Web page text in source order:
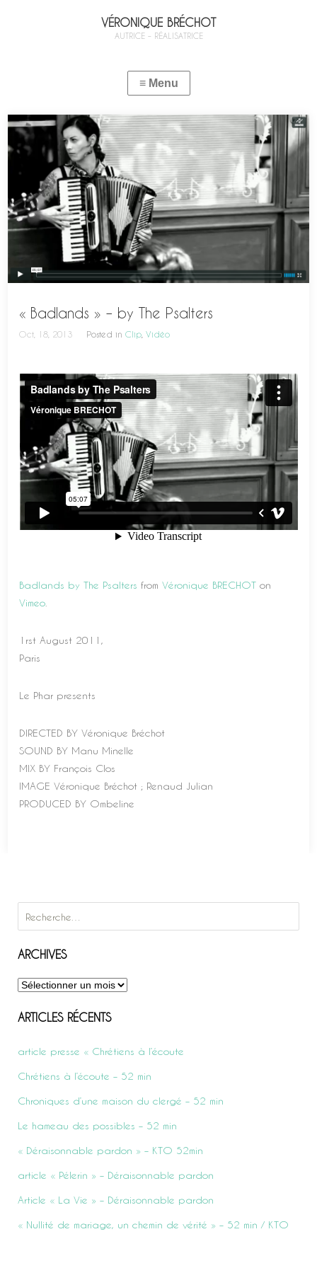
VÉRONIQUE BRÉCHOT
AUTRICE – RÉALISATRICE
« Badlands » – by The Psalters
Oct, 18, 2013 Posted inClip ,Vidéo
Badlands by The Psalters fromVéronique BRECHOT on
Vimeo
1rst August 2011,
Paris
Le Phar presents
DIRECTED BY Véronique Bréchot
SOUND BY Manu Minelle
MIX BY François Clos
IMAGE Véronique Bréchot ; Renaud Julian
PRODUCED BY Ombeline
Rechercher :
ARCHIVES
Archives
ARTICLES RÉCENTS
article presse « Chrétiens à l’écoute
Chrétiens à l’écoute – 52 min
Chroniques d’une maison du clergé – 52 min
Le hameau des possibles – 52 min
« Déraisonnable pardon » – KTO 52min
article « Pélerin » – Déraisonnable pardon
Article « La Vie » – Déraisonnable pardon
« Nullité de mariage, un chemin de vérité » – 52 min / KTO